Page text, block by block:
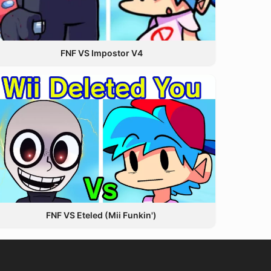
FNF VS Impostor V4
FNF VS Eteled (Mii Funkin')